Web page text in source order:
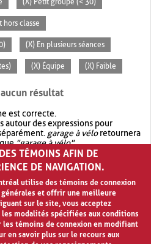
(X) Petit groupe (< 30)
hors classe
(X) En plusieurs séances
(X) Équipe (X) Faible
résultat
est correcte.
autour des expressions pour
garage à véloretournera
"garage à vélo".
avec OR.garage OR vélo
résultat quegarage à vélo
TÉMOINS AFIN DE
DE NAVIGATION.
utilise des témoins de connexion
et offrir une meilleure
sur le site, vous acceptez
modalités spécifiées aux conditions
les témoins de connexion en modifiant
en savoir plus sur le recours aux